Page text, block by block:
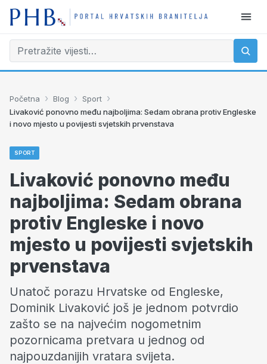
Početna › Blog › Sport ›
Livaković ponovno među najboljima: Sedam obrana protiv Engleske
i novo mjesto u povijesti svjetskih prvenstava
SPORT
Livaković ponovno među
najboljima: Sedam obrana
protiv Engleske i novo
mjesto u povijesti svjetskih
prvenstava
Unatoč porazu Hrvatske od Engleske,
Dominik Livaković još je jednom potvrdio
zašto se na najvećim nogometnim
pozornicama pretvara u jednog od
najpouzdanijih vratara svijeta.